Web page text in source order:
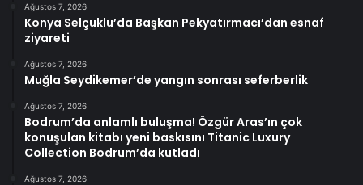
Ağustos 7, 2026
Konya Selçuklu’da Başkan Pekyatırmacı’dan esnaf
ziyareti
Ağustos 7, 2026
Muğla Seydikemer’de yangın sonrası seferberlik
Ağustos 7, 2026
Bodrum’da anlamlı buluşma! Özgür Aras’ın çok
konuşulan kitabı yeni baskısını Titanic Luxury
Collection Bodrum’da kutladı
Ağustos 7, 2026